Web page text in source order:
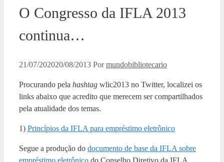
O Congresso da IFLA 2013
continua…
21/07/202020/08/2013 Pormundobibliotecario
Procurando pela hashtag wlic2013 no Twitter, localizei os
links abaixo que acredito que merecem ser compartilhados
pela atualidade dos temas.
1) Princípios da IFLA para empréstimo eletrônico
Segue a produção do documento de base da IFLA sobre
empréstimo eletrônico do Conselho Diretivo da IFLA